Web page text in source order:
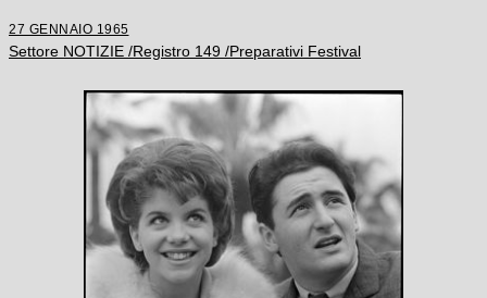
27 GENNAIO 1965
Settore NOTIZIE /Registro 149 /Preparativi Festival